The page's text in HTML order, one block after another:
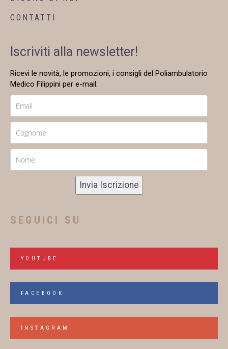
CONTATTI
Iscriviti alla newsletter!
Ricevi le novità, le promozioni, i consigli del Poliambulatorio
Medico Filippini per e-mail.
Invia Iscrizione
SEGUICI SU
YOUTUBE
FACEBOOK
INSTAGRAM